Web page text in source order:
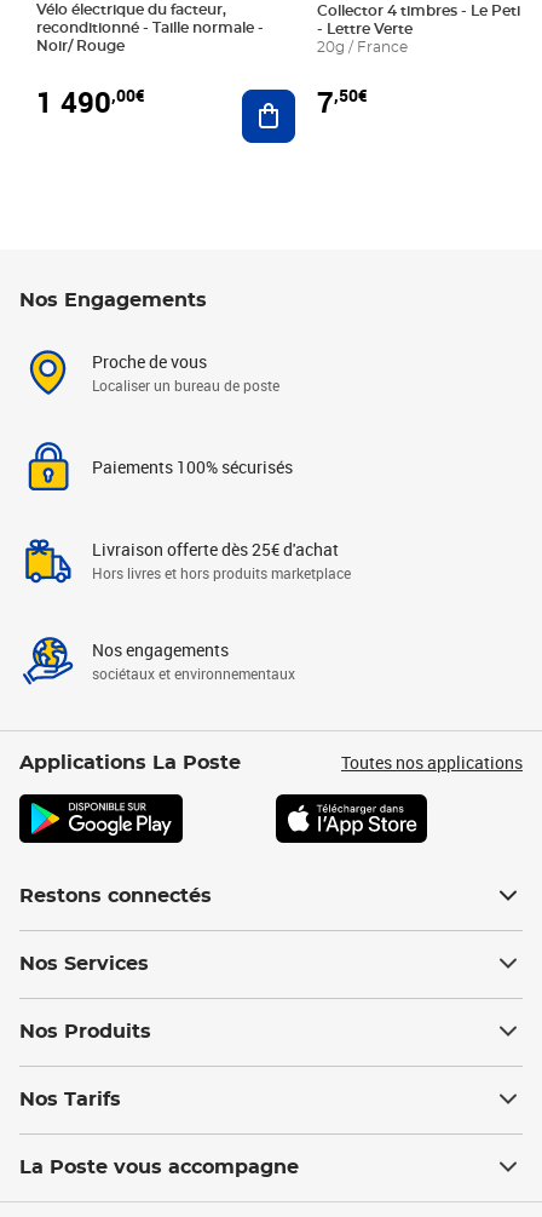
Vélo électrique du facteur,
reconditionné - Taille normale -
Noir/ Rouge
1 490,00€ Ajouter au panier
Collector 4 timbres - Le Petit
- Lettre Verte
20g / France
7,50€
Nos Engagements
Proche de vous
Localiser un bureau de poste
Paiements 100% sécurisés
Livraison offerte dès 25€ d'achat
Hors livres et hors produits marketplace
Nos engagements
sociétaux et environnementaux
Applications La Poste Toutes nos applications
Restons connectés
Nos Services
Nos Produits
Nos Tarifs
La Poste vous accompagne